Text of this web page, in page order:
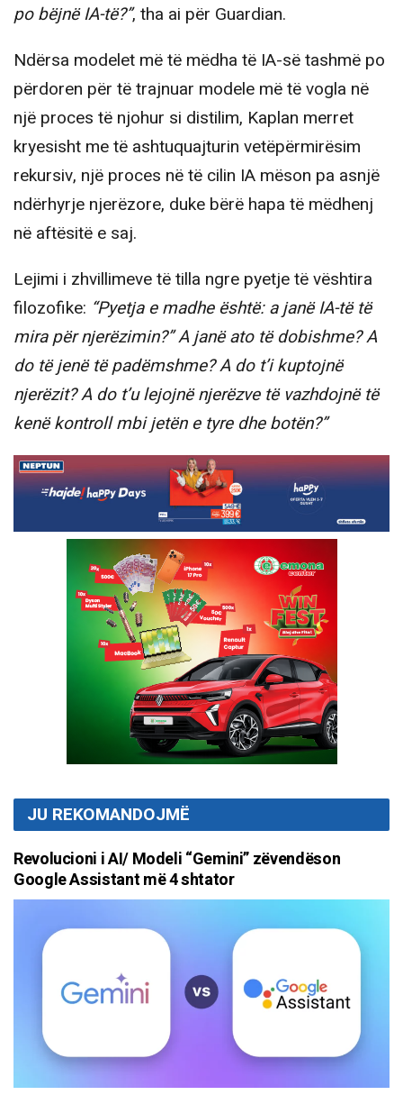
po bëjnë IA-të?”, tha ai për Guardian.
Ndërsa modelet më të mëdha të IA-së tashmë po
përdoren për të trajnuar modele më të vogla në
një proces të njohur si distilim, Kaplan merret
kryesisht me të ashtuquajturin vetëpërmirësim
rekursiv, një proces në të cilin IA mëson pa asnjë
ndërhyrje njerëzore, duke bërë hapa të mëdhenj
në aftësitë e saj.
Lejimi i zhvillimeve të tilla ngre pyetje të vështira
filozofike: “Pyetja e madhe është: a janë IA-të të
mira për njerëzimin?” A janë ato të dobishme? A
do të jenë të padëmshme? A do t’i kuptojnë
njerëzit? A do t’u lejojnë njerëzve të vazhdojnë të
kenë kontroll mbi jetën e tyre dhe botën?”
JU REKOMANDOJMË
Revolucioni i AI/ Modeli “Gemini” zëvendëson
Google Assistant më 4 shtator